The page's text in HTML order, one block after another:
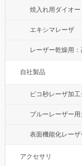
焼入れ用ダイオ
エキシマレーザ
レーザー乾燥用
自社製品
ピコ秒レーザ加
ブルーレーザー
表面機能化レー
アクセサリ